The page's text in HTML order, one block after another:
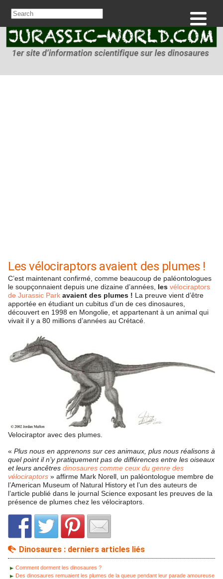
Les vélociraptors avaient des plumes !
C’est maintenant confirmé, comme beaucoup de paléontologues
le soupçonnaient depuis une dizaine d’années, les vélociraptors
de Jurassic Park avaient des plumes ! La preuve vient d’être
apportée en étudiant un cubitus d’un de ces dinosaures,
découvert en 1998 en Mongolie, et appartenant à un animal qui
vivait il y a 80 millions d’années au Crétacé.
Velociraptor avec des plumes.
« Plus nous en apprenons sur ces animaux, plus nous réalisons à
quel point il n’y pratiquement pas de différences entre les oiseaux
et leurs ancêtres dinosaures comme ceux du genre des
vélociraptors » affirme Mark Norell, un paléontologue membre de
l’American Museum of Natural History et l’un des auteurs de
l’article publié dans le journal Science exposant les preuves de la
présence de plumes chez les vélociraptors.
Dinosaures : derniers articles liés
Comment dorment les dinosaures ?
Des dinosaures remuaient les plumes de la queue pendant leur parade amoureuse